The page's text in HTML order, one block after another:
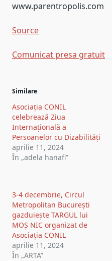
www.parentropolis.com
Source
Post
navigation
Comunicat presa gratuit
Similare
Asociația CONIL
celebrează Ziua
Internațională a
Persoanelor cu Dizabilități
aprilie 11, 2024
În „adela hanafi”
3-4 decembrie, Circul
Metropolitan București
gazduiește TARGUL lui
MOȘ NIC organizat de
Asociația CONIL
aprilie 11, 2024
În „ARTA”